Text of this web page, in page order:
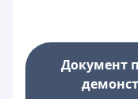
Документ